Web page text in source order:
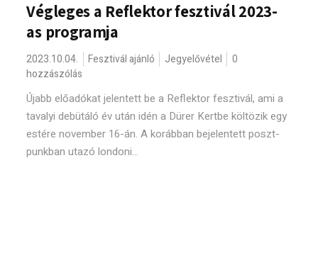
Végleges a Reflektor fesztivál 2023-
as programja
2023.10.04. Fesztivál ajánló Jegyelővétel
0
hozzászólás
Újabb előadókat jelentett be a Reflektor fesztivál, ami a
tavalyi debütáló év után idén a Dürer Kertbe költözik egy
estére november 16-án. A korábban bejelentett poszt-
punkban utazó londoni...